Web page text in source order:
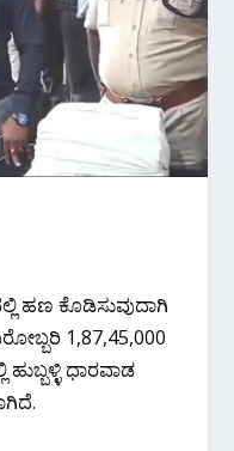
ಹಣ ಕೊಡಿಸುವುದಾಗಿ
1,87,45,000
ಧಾರವಾಡ